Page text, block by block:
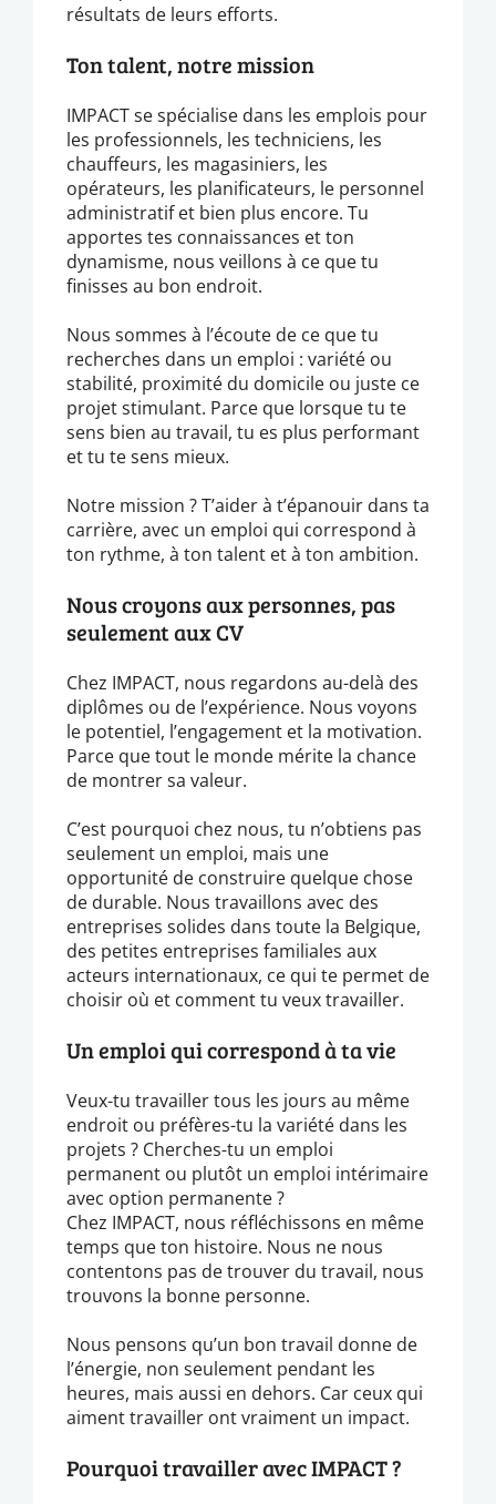
résultats de leurs efforts.
Ton talent, notre mission
IMPACT se spécialise dans les emplois pour
les professionnels, les techniciens, les
chauffeurs, les magasiniers, les
opérateurs, les planificateurs, le personnel
administratif et bien plus encore. Tu
apportes tes connaissances et ton
dynamisme, nous veillons à ce que tu
finisses au bon endroit.
Nous sommes à l’écoute de ce que tu
recherches dans un emploi : variété ou
stabilité, proximité du domicile ou juste ce
projet stimulant. Parce que lorsque tu te
sens bien au travail, tu es plus performant
et tu te sens mieux.
Notre mission ? T’aider à t’épanouir dans ta
carrière, avec un emploi qui correspond à
ton rythme, à ton talent et à ton ambition.
Nous croyons aux personnes, pas
seulement aux CV
Chez IMPACT, nous regardons au-delà des
diplômes ou de l’expérience. Nous voyons
le potentiel, l’engagement et la motivation.
Parce que tout le monde mérite la chance
de montrer sa valeur.
C’est pourquoi chez nous, tu n’obtiens pas
seulement un emploi, mais une
opportunité de construire quelque chose
de durable. Nous travaillons avec des
entreprises solides dans toute la Belgique,
des petites entreprises familiales aux
acteurs internationaux, ce qui te permet de
choisir où et comment tu veux travailler.
Un emploi qui correspond à ta vie
Veux-tu travailler tous les jours au même
endroit ou préfères-tu la variété dans les
projets ? Cherches-tu un emploi
permanent ou plutôt un emploi intérimaire
avec option permanente ?
Chez IMPACT, nous réfléchissons en même
temps que ton histoire. Nous ne nous
contentons pas de trouver du travail, nous
trouvons la bonne personne.
Nous pensons qu’un bon travail donne de
l’énergie, non seulement pendant les
heures, mais aussi en dehors. Car ceux qui
aiment travailler ont vraiment un impact.
Pourquoi travailler avec IMPACT ?